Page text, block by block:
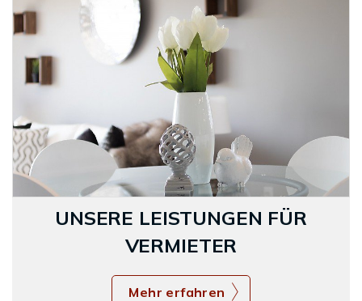
UNSERE LEISTUNGEN FÜR
VERMIETER
Mehr erfahren